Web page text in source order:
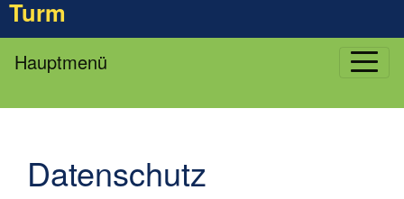
Turm
Hauptmenü
Datenschutz